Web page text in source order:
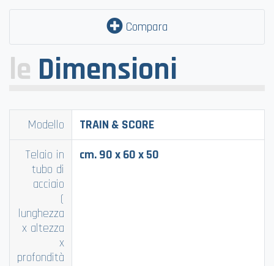
Compara
le Dimensioni
Modello
TRAIN & SCORE
Telaio in
tubo di
acciaio
(
lunghezza
x altezza
x
profondità
cm. 90 x 60 x 50